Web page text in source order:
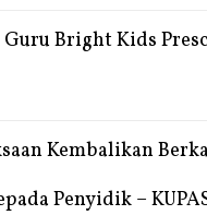
Bright Kids
Kembalikan
Penyidik –